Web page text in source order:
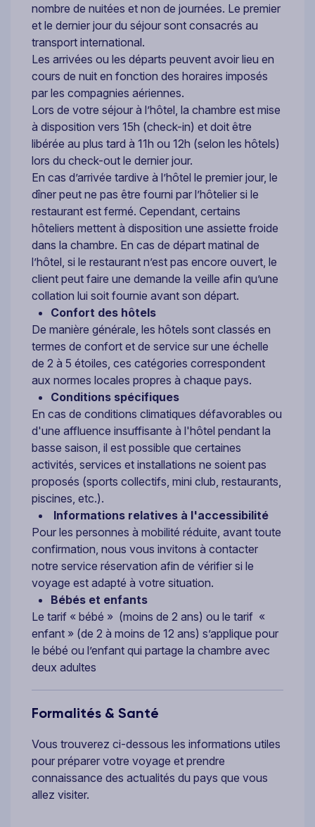
nombre de nuitées et non de journées. Le premier
et le dernier jour du séjour sont consacrés au
transport international.
Les arrivées ou les départs peuvent avoir lieu en
cours de nuit en fonction des horaires imposés
par les compagnies aériennes.
Lors de votre séjour à l’hôtel, la chambre est mise
à disposition vers 15h (check-in) et doit être
libérée au plus tard à 11h ou 12h (selon les hôtels)
lors du check-out le dernier jour.
En cas d’arrivée tardive à l’hôtel le premier jour, le
dîner peut ne pas être fourni par l’hôtelier si le
restaurant est fermé. Cependant, certains
hôteliers mettent à disposition une assiette froide
dans la chambre. En cas de départ matinal de
l’hôtel, si le restaurant n’est pas encore ouvert, le
client peut faire une demande la veille afin qu’une
collation lui soit fournie avant son départ.
Confort des hôtels
De manière générale, les hôtels sont classés en
termes de confort et de service sur une échelle
de 2 à 5 étoiles, ces catégories correspondent
aux normes locales propres à chaque pays.
Conditions spécifiques
En cas de conditions climatiques défavorables ou
d'une affluence insuffisante à l'hôtel pendant la
basse saison, il est possible que certaines
activités, services et installations ne soient pas
proposés (sports collectifs, mini club, restaurants,
piscines, etc.).
Informations relatives à l'accessibilité
Pour les personnes à mobilité réduite, avant toute
confirmation, nous vous invitons à contacter
notre service réservation afin de vérifier si le
voyage est adapté à votre situation.
Bébés et enfants
Le tarif « bébé » (moins de 2 ans) ou le tarif «
enfant » (de 2 à moins de 12 ans) s’applique pour
le bébé ou l’enfant qui partage la chambre avec
deux adultes
Formalités & Santé
Vous trouverez ci-dessous les informations utiles
pour préparer votre voyage et prendre
connaissance des actualités du pays que vous
allez visiter.